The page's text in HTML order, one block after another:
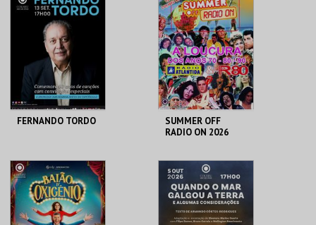
CARTÕES
PRODUTOS
FERNANDO TORDO
COLISEU
MICAELENSE
MAIS INFO
SUMMER OFF
RADIO ON 2026
COLISEU
MICAELENSE
MAIS INFO